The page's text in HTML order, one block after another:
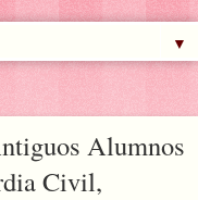
▼
Alumnos
Civil,